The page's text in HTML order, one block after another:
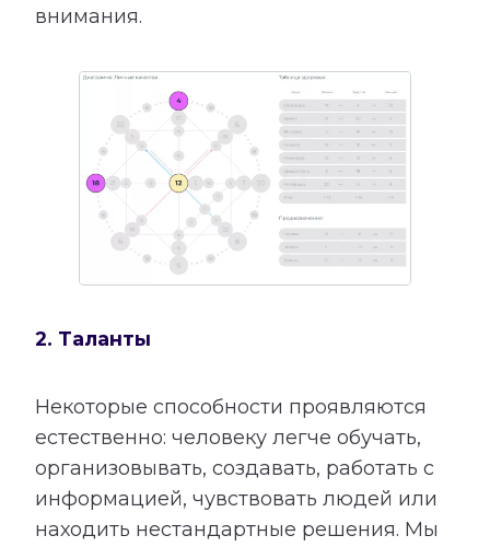
внимания.
2. Таланты
Некоторые способности проявляются
естественно: человеку легче обучать,
организовывать, создавать, работать с
информацией, чувствовать людей или
находить нестандартные решения. Мы